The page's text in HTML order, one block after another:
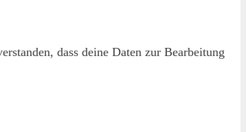
dass deine Daten zur Bearbeitung